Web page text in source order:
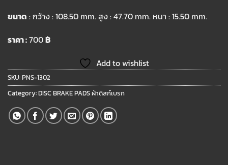
ขนาด : กว้าง : 108.50 mm. สูง : 47.70 mm. หนา : 15.50 mm.
ราคา :700฿
Add to wishlist
SKU:PNS-1302
Category:DISC BRAKE PADS ผ้าดิสก์เบรก